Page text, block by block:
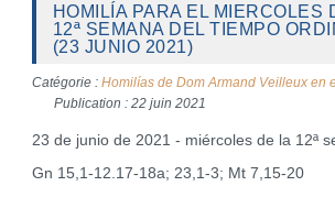
HOMILÍA PARA EL MIERCOLES
12ª SEMANA DEL TIEMPO
(23 JUNIO 2021)
Catégorie : Homilías de Dom Armand Veilleux en
Publication : 22 juin 2021
23 de junio de 2021 - miércoles de la 12ª
Gn 15,1-12.17-18a; 23,1-3; Mt 7,15-20